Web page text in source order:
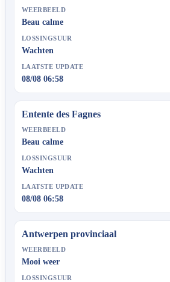
WEERBEELD
Beau calme
LOSSINGSUUR
Wachten
LAATSTE UPDATE
08/08 06:58
Entente des Fagnes
WEERBEELD
Beau calme
LOSSINGSUUR
Wachten
LAATSTE UPDATE
08/08 06:58
Antwerpen provinciaal
WEERBEELD
Mooi weer
LOSSINGSUUR